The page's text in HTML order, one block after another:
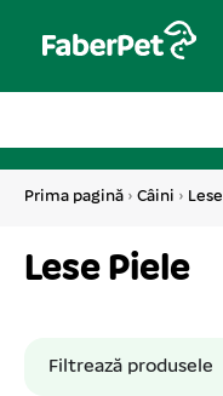
Prima pagină › Câini › Lese
Lese Piele
Filtrează produsele